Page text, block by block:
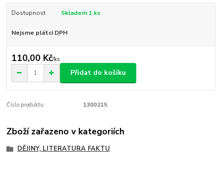
Dostupnost Skladem 1 ks
Nejsme plátci DPH
110,00 Kč/ks
Přidat do košíku
Číslo produktu: 1300215
Zboží zařazeno v kategoriích
DĚJINY, LITERATURA FAKTU